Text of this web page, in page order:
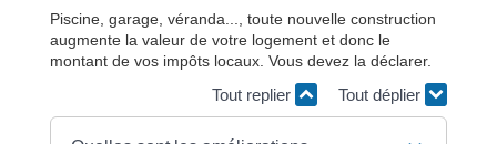
Piscine, garage, véranda..., toute nouvelle construction
augmente la valeur de votre logement et donc le
montant de vos impôts locaux. Vous devez la déclarer.
Tout replier Tout déplier